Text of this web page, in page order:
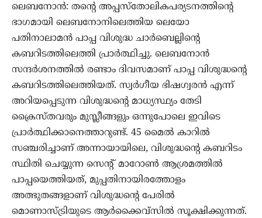
ലെബനോന്‍: തന്റെ അപ്പസ്‌തോലികപര്യടനത്തിന്റെ
ഭാഗമായി ലെബനോനിലെത്തിയ ലെയോ
പതിനാലാമന്‍ പാപ്പ വിശുദ്ധ ചാര്‍ബെല്ലിന്റെ
കബറിടത്തിലെത്തി പ്രാര്‍ത്ഥിച്ചു. ലെബനോന്‍
സന്ദര്‍ശനത്തില്‍ രണ്ടാം ദിവസമാണ് പാപ്പ വിശുദ്ധന്റെ
കബറിടത്തിലെത്തിയത്. സ്വര്‍ഗീയ ഭിഷഗ്വരന്‍ എന്ന്
അറിയപ്പെടുന്ന വിശുദ്ധന്റെ മാധ്യസ്ഥ്യം തേടി
ക്രൈസ്തവരും മുസ്ലീങ്ങളും ഒന്നുപോലെ ഇവിടെ
പ്രാര്‍ത്ഥിക്കാനെത്താറുണ്ട്. 45 മൈല്‍ കാറില്‍
സഞ്ചരിച്ചാണ് അന്നായായിലെ, വിശുദ്ധന്റെ കബറിടം
സ്ഥിതി ചെയ്യുന്ന സെന്റ് മാറോണ്‍ ആശ്രമത്തില്‍
പാപ്പയെത്തിയത്, മുപ്പതിനായിരത്തോളം
അത്ഭുതങ്ങളാണ് വിശുദ്ധന്റെ പേരില്‍
മൊണാസ്ട്രിയുടെ ആര്‍ക്കൈവ്‌സില്‍ സൂക്ഷിക്കുന്നത്.